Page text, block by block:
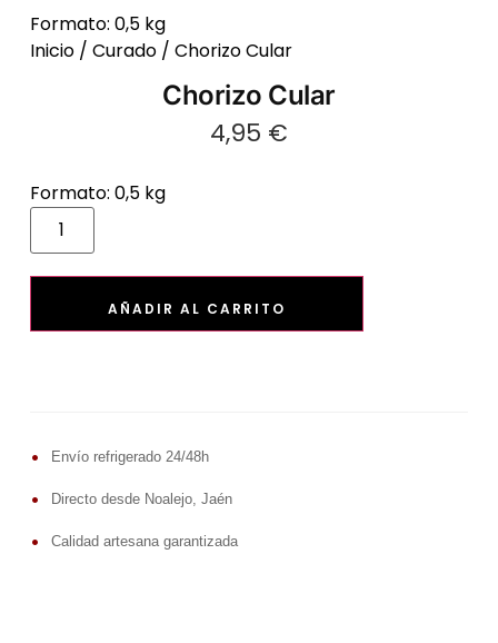
Formato: 0,5 kg
Inicio/ Curado/ Chorizo Cular
Chorizo Cular
4,95 €
Formato: 0,5 kg
AÑADIR AL CARRITO
• Envío refrigerado 24/48h
• Directo desde Noalejo, Jaén
• Calidad artesana garantizada